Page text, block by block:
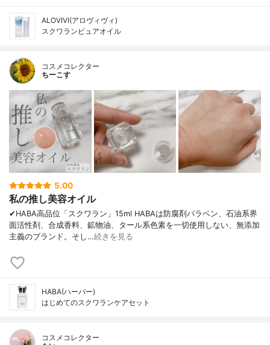
ALOVIVI(アロヴィヴィ)
スクワランピュアオイル
コスメコレクター
ちーこす
5.00
私の推し美容オイル
✔︎HABA高品位「スクワラン」15ml HABAは防腐剤パラベン、石油系界
面活性剤、合成香料、鉱物油、タール系色素を一切使用しない、無添加
主義のブランド。そし…続きを見る
HABA(ハーバー)
はじめてのスクワランケアセット
コスメコレクター